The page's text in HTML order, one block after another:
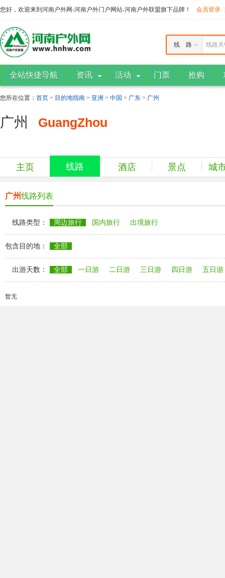
您好，欢迎来到河南户外网-河南户外门户网站-河南户外联盟旗下品牌！ 会员登录
线路
线 路
全站快捷导航 资讯 活动 门票 抢购
您所在位置： 首页 > 目的地指南 > 亚洲 > 中国 > 广东 > 广州
广州 GuangZhou
主页 线路 酒店 景点 城
广州线路列表
线路类型： 周边旅行 国内旅行 出境旅行
包含目的地： 全部
出游天数： 全部 一日游 二日游 三日游 四日游 五日游
暂无